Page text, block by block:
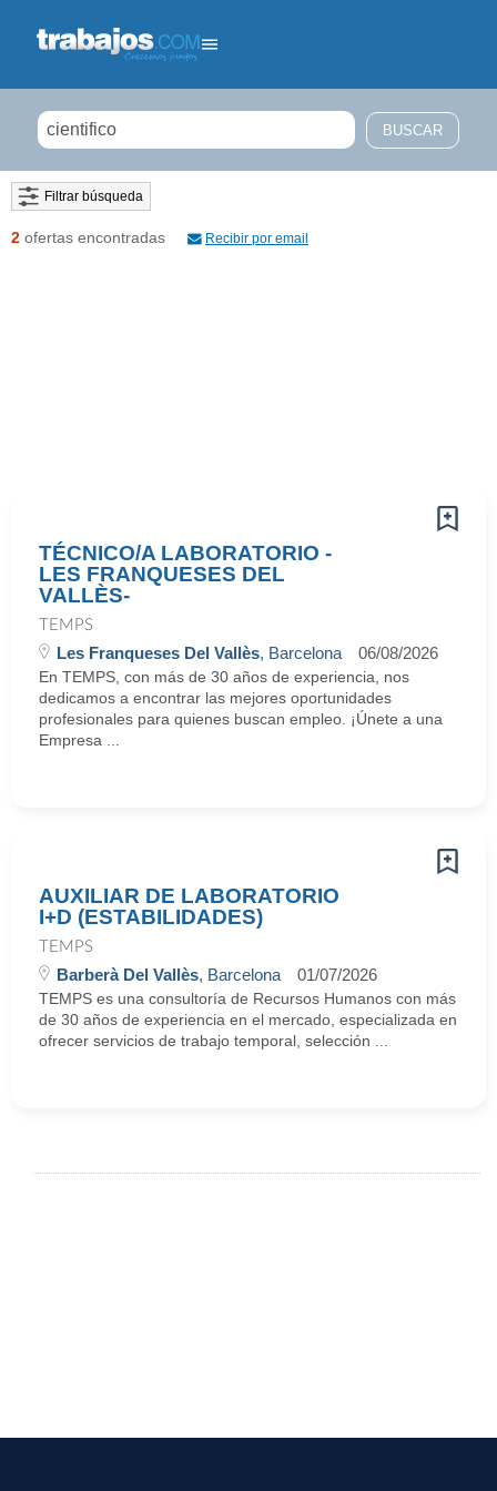
Filtrar búsqueda
2 ofertas encontradas Recibir por email
TÉCNICO/A LABORATORIO -
LES FRANQUESES DEL
VALLÈS-
TEMPS
Les Franqueses Del Vallès, Barcelona 06/08/2026
En TEMPS, con más de 30 años de experiencia, nos
dedicamos a encontrar las mejores oportunidades
profesionales para quienes buscan empleo. ¡Únete a una
Empresa ...
AUXILIAR DE LABORATORIO
I+D (ESTABILIDADES)
TEMPS
Barberà Del Vallès, Barcelona 01/07/2026
TEMPS es una consultoría de Recursos Humanos con más
de 30 años de experiencia en el mercado, especializada en
ofrecer servicios de trabajo temporal, selección ...